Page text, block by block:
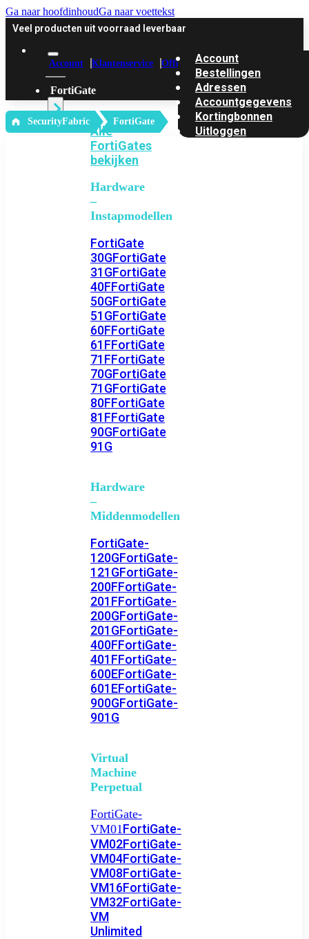
Ga naar hoofdinhoudGa naar voettekst
Veel producten uit voorraad leverbaar
Account Klantenservice Offerte
FortiGate
Alle
FortiGates
bekijken
Hardware
–
Instapmodellen
FortiGate
30GFortiGate
31GFortiGate
40FFortiGate
50GFortiGate
51GFortiGate
60FFortiGate
61FFortiGate
71FFortiGate
70GFortiGate
71GFortiGate
80FFortiGate
81FFortiGate
90GFortiGate
91G
Hardware
–
Middenmodellen
FortiGate-
120GFortiGate-
121GFortiGate-
200FFortiGate-
201FFortiGate-
200GFortiGate-
201GFortiGate-
400FFortiGate-
401FFortiGate-
600EFortiGate-
601EFortiGate-
900GFortiGate-
901G
Virtual
Machine
Perpetual
FortiGate-
VM01FortiGate-
VM02FortiGate-
VM04FortiGate-
VM08FortiGate-
VM16FortiGate-
VM32FortiGate-
VM
Unlimited
Account
Bestellingen
Adressen
Accountgegevens
Kortingbonnen
Uitloggen
‎ SecurityFabric FortiGate